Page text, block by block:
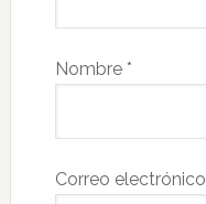
Nombre *
Correo electrónico